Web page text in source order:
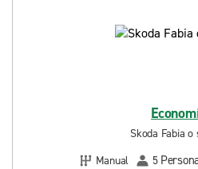
Skoda Fabia
Manual
5